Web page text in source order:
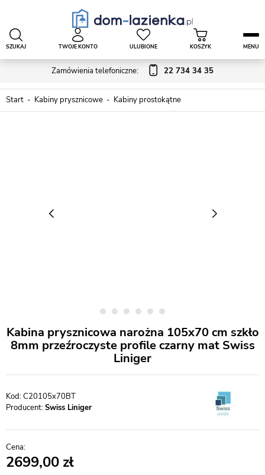
Zamówienia telefoniczne: 22 734 34 35
SZUKAJ TWOJE KONTO ULUBIONE KOSZYK MENU
Start Kabiny prysznicowe Kabiny prostokątne
Kabina prysznicowa narożna 105x70 cm szkło
8mm przeźroczyste profile czarny mat Swiss
Liniger
C20105x70BT
Producent:Swiss Liniger
2699,00